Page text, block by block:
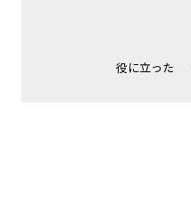
役に立った